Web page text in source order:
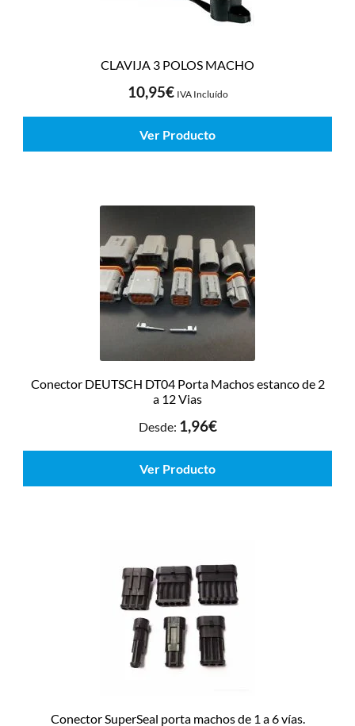
CLAVIJA 3 POLOS MACHO
10,95€ IVA Incluído
Ver Producto
Conector DEUTSCH DT04 Porta Machos estanco de 2
a 12 Vias
Desde: 1,96€
Ver Producto
Conector SuperSeal porta machos de 1 a 6 vías.